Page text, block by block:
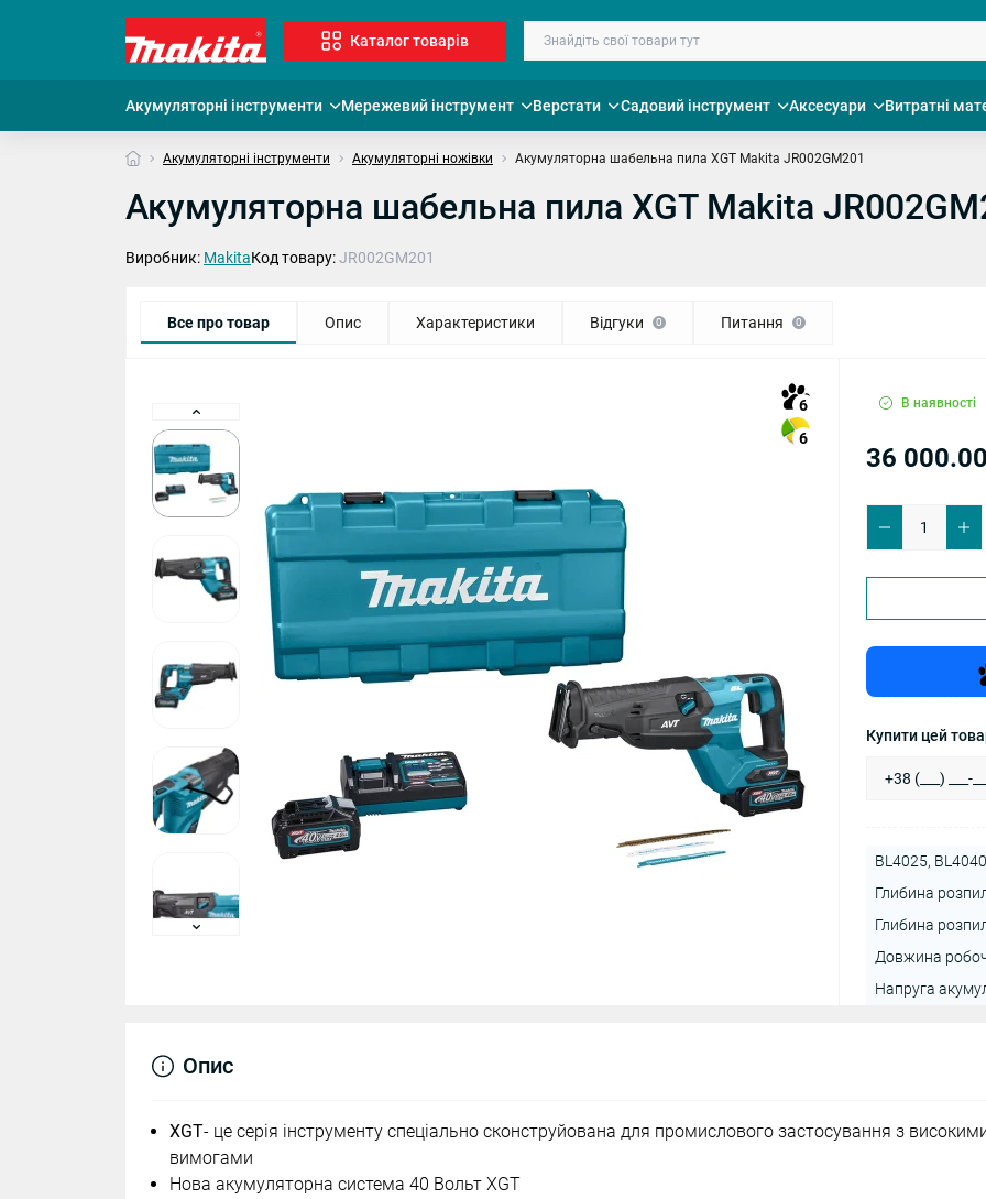
Каталог товарів
Акумуляторні інструменти Мережевий інструмент Верстати Садовий інструмент Аксесуари Витратні
Акумуляторні інструменти Акумуляторні ножівки Акумуляторна шабельна пила XGT Makita JR002GM201
Акумуляторна шабельна пила XGT Makita
Виробник: MakitaКод товару:JR002GM201
Все про товар Опис Характеристики Відгуки 0 Питання 0
6
6
В наявності
36
Купити цей
BL4025,
Глибина
Глибина
Довжина
Напруга
Опис
XGT- це серія інструменту спеціально сконструйована для промислового застосування з
вимогами
Нова акумуляторна система 40 Вольт XGT